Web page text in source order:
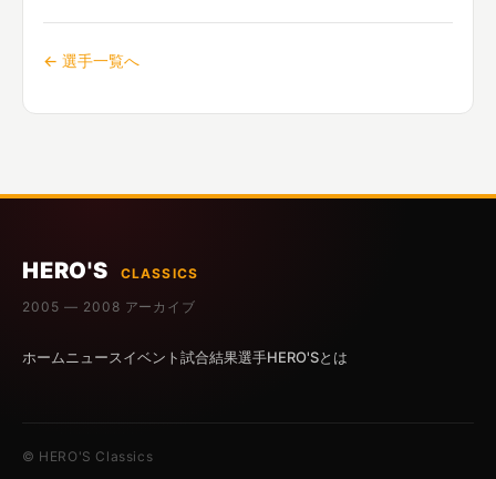
← 選手一覧へ
HERO'S
CLASSICS
2005 — 2008 アーカイブ
ホームニュースイベント試合結果選手HERO'Sとは
© HERO'S Classics